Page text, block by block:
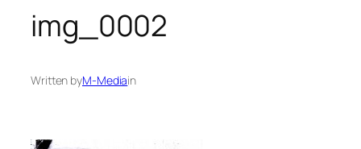
img_0002
Written byM-Mediain